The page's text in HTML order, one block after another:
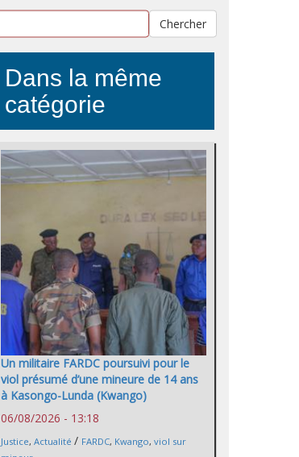
Chercher
Dans la même
catégorie
Un militaire FARDC poursuivi pour le
viol présumé d’une mineure de 14 ans
à Kasongo-Lunda (Kwango)
06/08/2026 - 13:18
Justice, Actualité / FARDC, Kwango, viol sur